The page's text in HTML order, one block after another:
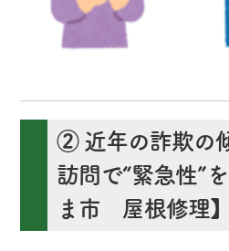
② 近年の詐欺の
訪問で“緊急性”
ま市 屋根修理】